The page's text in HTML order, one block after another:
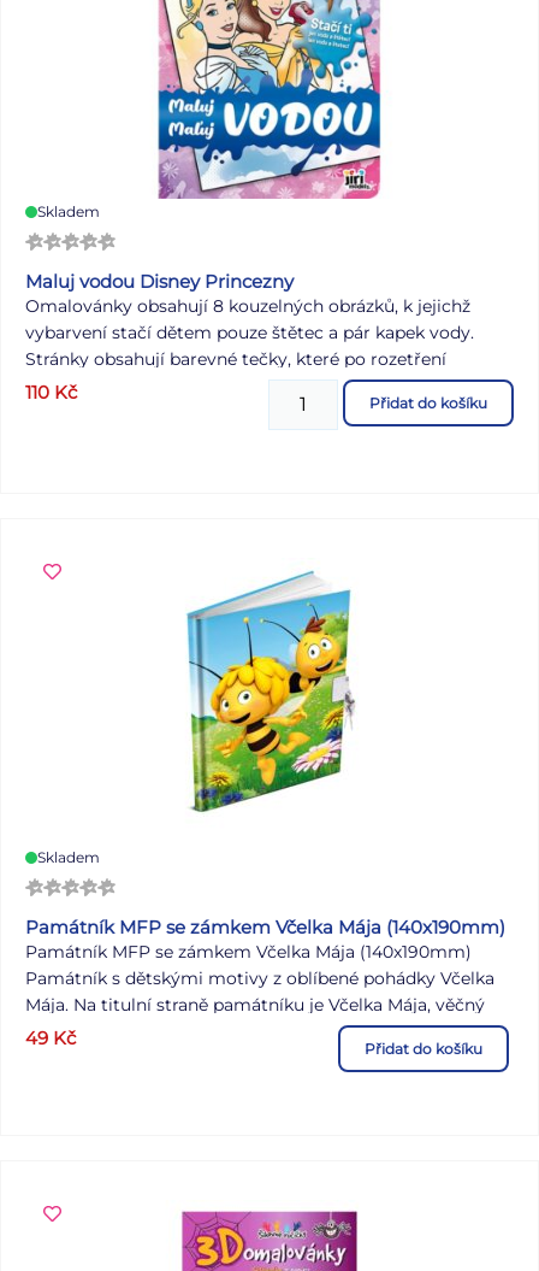
Skladem
Maluj vodou Disney Princezny
Omalovánky obsahují 8 kouzelných obrázků, k jejichž
vybarvení stačí dětem pouze štětec a pár kapek vody.
Stránky obsahují barevné tečky, které po rozetření
obrázek probarví.
110 Kč Přidat do košíku
Skladem
Památník MFP se zámkem Včelka Mája (140x190mm)
Památník MFP se zámkem Včelka Mája (140x190mm)
Památník s dětskými motivy z oblíbené pohádky Včelka
Mája. Na titulní straně památníku je Včelka Mája, věčný
uličník Vilík. Památník je možno uzamknout malým
zámkem se dvěmi klíčky. Díky tomu tak udrříte svá
listů. Uvedená cena je za 1 ks.
49 Kč Přidat do košíku